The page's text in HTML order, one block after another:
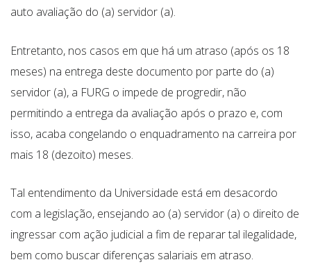
auto avaliação do (a) servidor (a).
Entretanto, nos casos em que há um atraso (após os 18
meses) na entrega deste documento por parte do (a)
servidor (a), a FURG o impede de progredir, não
permitindo a entrega da avaliação após o prazo e, com
isso, acaba congelando o enquadramento na carreira por
mais 18 (dezoito) meses.
Tal entendimento da Universidade está em desacordo
com a legislação, ensejando ao (a) servidor (a) o direito de
ingressar com ação judicial a fim de reparar tal ilegalidade,
bem como buscar diferenças salariais em atraso.